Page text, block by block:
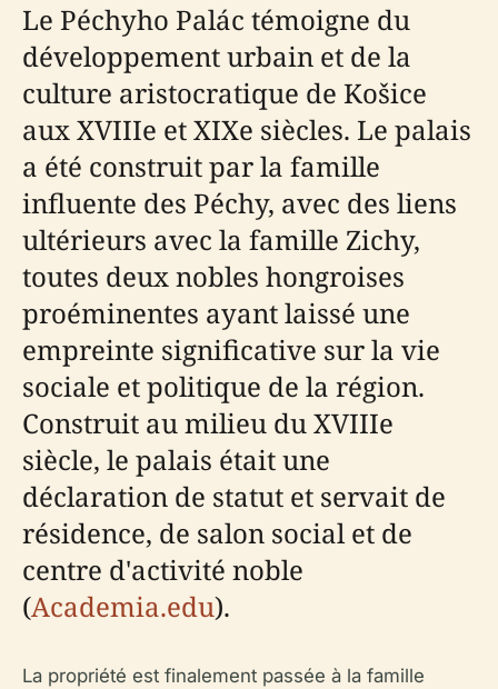
Le Péchyho Palác témoigne du
développement urbain et de la
culture aristocratique de Košice
aux XVIIIe et XIXe siècles. Le palais
a été construit par la famille
influente des Péchy, avec des liens
ultérieurs avec la famille Zichy,
toutes deux nobles hongroises
proéminentes ayant laissé une
empreinte significative sur la vie
sociale et politique de la région.
Construit au milieu du XVIIIe
siècle, le palais était une
déclaration de statut et servait de
résidence, de salon social et de
centre d'activité noble
(Academia.edu).
La propriété est finalement passée à la famille